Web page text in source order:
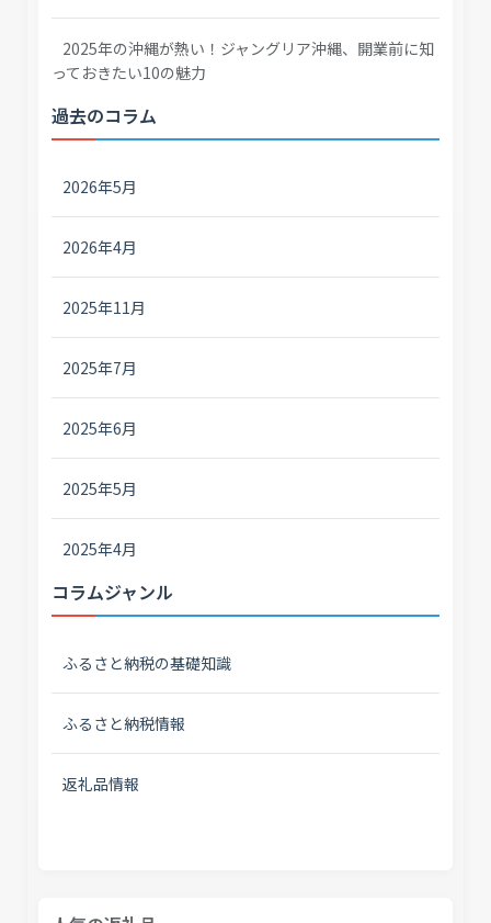
2025年の沖縄が熱い！ジャングリア沖縄、開業前に知
っておきたい10の魅力
過去のコラム
2026年5月
2026年4月
2025年11月
2025年7月
2025年6月
2025年5月
2025年4月
コラムジャンル
ふるさと納税の基礎知識
ふるさと納税情報
返礼品情報